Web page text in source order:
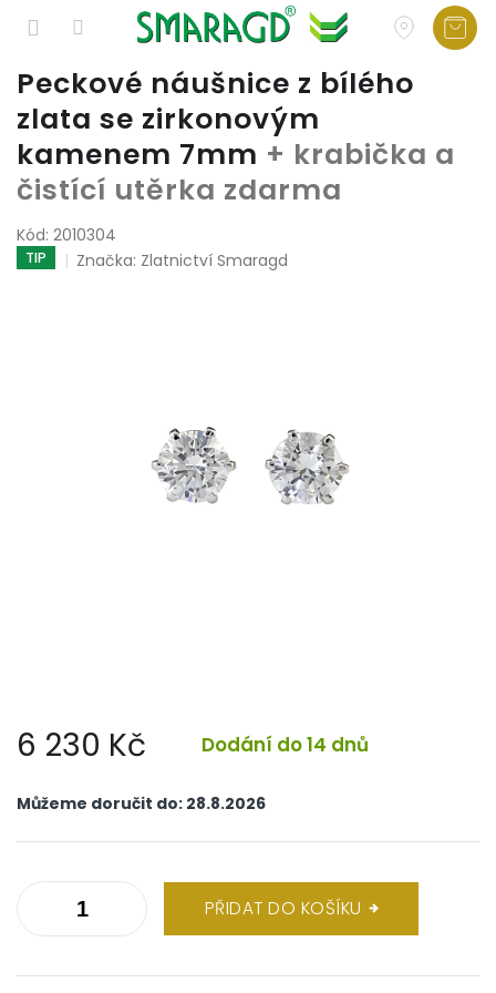
Přejít
obsah
Peckové náušnice z bílého
zlata se zirkonovým
kamenem 7mm + krabička a
čistící utěrka zdarma
Kód: 2010304
TIP Značka: Zlatnictví Smaragd
6 230 Kč Dodání do 14 dnů
cena:
Můžeme doručit do: 28.8.2026
PŘIDAT DO KOŠÍKU